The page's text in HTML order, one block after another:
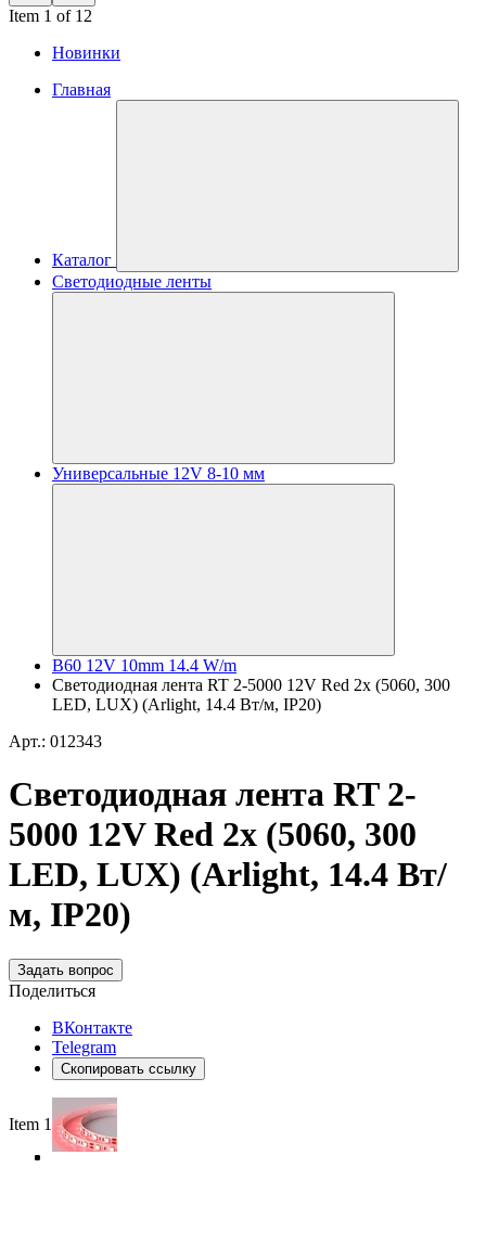
Item 1 of 12
Новинки
Главная
Каталог
Светодиодные ленты
Универсальные 12V 8-10 мм
B60 12V 10mm 14.4 W/m
Светодиодная лента RT 2-5000 12V Red 2x (5060, 300
LED, LUX) (Arlight, 14.4 Вт/м, IP20)
Арт.: 012343
Светодиодная лента RT 2-
5000 12V Red 2x (5060, 300
LED, LUX) (Arlight, 14.4 Вт/
м, IP20)
Задать вопрос
Поделиться
ВКонтакте
Telegram
Скопировать ссылку
Item 1 of 4